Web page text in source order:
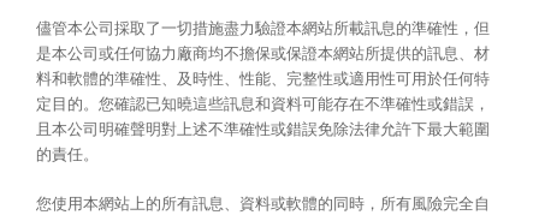
儘管本公司採取了一切措施盡力驗證本網站所載訊息的準確性，但
是本公司或任何協力廠商均不擔保或保證本網站所提供的訊息、材
料和軟體的準確性、及時性、性能、完整性或適用性可用於任何特
定目的。您確認已知曉這些訊息和資料可能存在不準確性或錯誤，
且本公司明確聲明對上述不準確性或錯誤免除法律允許下最大範圍
的責任。
您使用本網站上的所有訊息、資料或軟體的同時，所有風險完全自